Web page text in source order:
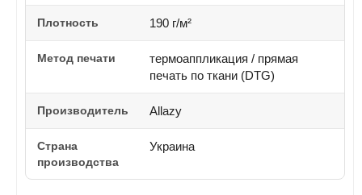
Плотность 190 г/м²
Метод печати
термоаппликация / прямая
печать по ткани (DTG)
Производитель Allazy
Страна
производства
Украина